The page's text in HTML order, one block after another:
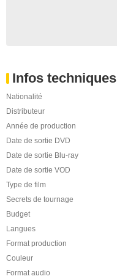
Infos techniques
Nationalité
Distributeur
Année de production
Date de sortie DVD
Date de sortie Blu-ray
Date de sortie VOD
Type de film
Secrets de tournage
Budget
Langues
Format production
Couleur
Format audio